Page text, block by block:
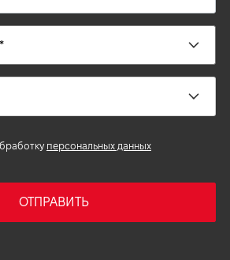
персональных данных
ОТПРАВИТЬ